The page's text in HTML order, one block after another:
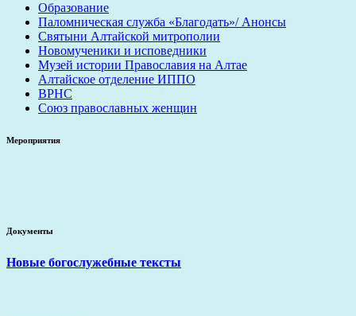
Образование
Паломническая служба «Благодать»/ Анонсы
Святыни Алтайской митрополии
Новомученики и исповедники
Музей истории Православия на Алтае
Алтайское отделение ИППО
ВРНС
Союз православных женщин
Мероприятия
Документы
Новые богослужебные тексты